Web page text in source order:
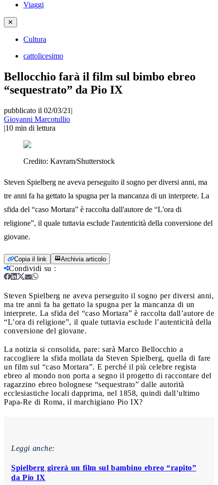
Viaggi
✕
Cultura
cattolicesimo
Bellocchio farà il film sul bimbo ebreo
“sequestrato” da Pio IX
pubblicato il 02/03/21 |
Giovanni Marcotullio
|10 min di lettura
Credito: Kavram/Shutterstock
Steven Spielberg ne aveva perseguito il sogno per diversi anni, ma
tre anni fa ha gettato la spugna per la mancanza di un interprete. La
sfida del “caso Mortara” è raccolta dall'autore de “L'ora di
religione”, il quale tuttavia esclude l'autenticità della conversione del
giovane.
Copia il link Archivia articolo
Condividi su :
Steven Spielberg ne aveva perseguito il sogno per diversi anni,
ma tre anni fa ha gettato la spugna per la mancanza di un
interprete. La sfida del “caso Mortara” è raccolta dall’autore de
“L’ora di religione”, il quale tuttavia esclude l’autenticità della
conversione del giovane.
La notizia si consolida, pare: sarà Marco Bellocchio a
raccogliere la sfida mollata da Steven Spielberg, quella di fare
un film sul “caso Mortara”. E perché il più celebre regista
ebreo al mondo non porta a segno il progetto di raccontare del
ragazzino ebreo bolognese “sequestrato” dalle autorità
ecclesiastiche locali dapprima, nel 1858, quindi dall’ultimo
Papa-Re di Roma, il marchigiano Pio IX?
Leggi anche:
Spielberg girerà un film sul bambino ebreo “rapito”
da Pio IX